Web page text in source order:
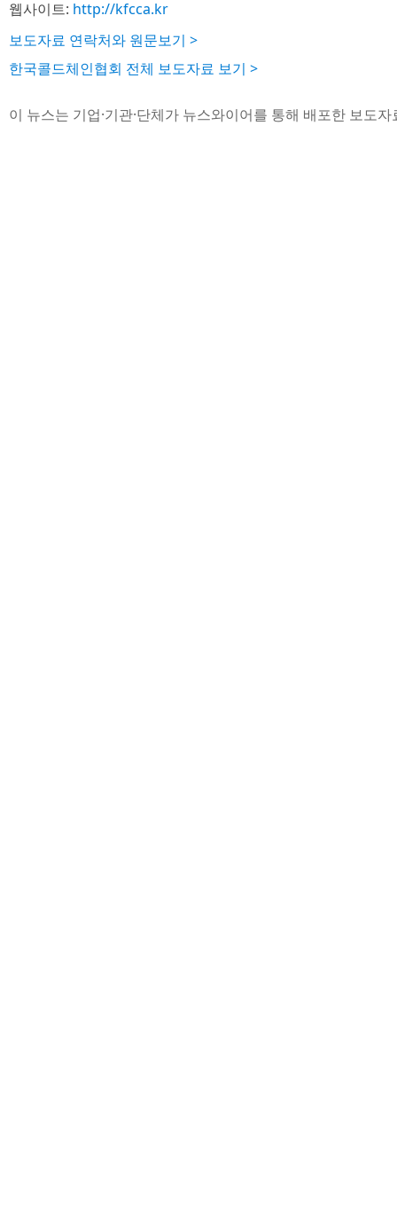
웹사이트: http://kfcca.kr
보도자료 연락처와 원문보기 >
한국콜드체인협회 전체 보도자료 보기 >
이 뉴스는 기업·기관·단체가 뉴스와이어를 통해 배포한 보도